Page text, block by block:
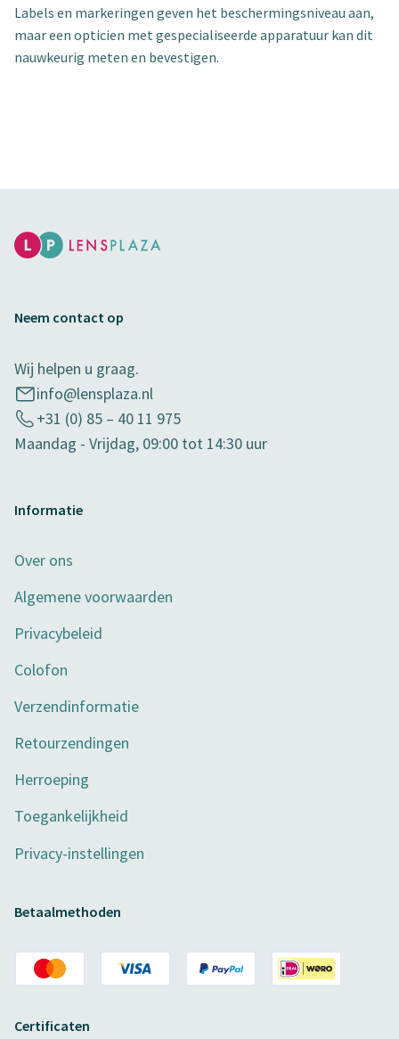
Labels en markeringen geven het beschermingsniveau aan,
maar een opticien met gespecialiseerde apparatuur kan dit
nauwkeurig meten en bevestigen.
Neem contact op
Wij helpen u graag.
info@lensplaza.nl
+31 (0) 85 – 40 11 975
Maandag - Vrijdag, 09:00 tot 14:30 uur
Informatie
Over ons
Algemene voorwaarden
Privacybeleid
Colofon
Verzendinformatie
Retourzendingen
Herroeping
Toegankelijkheid
Privacy-instellingen
Betaalmethoden
Certificaten